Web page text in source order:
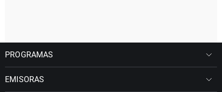
PROGRAMAS
EMISORAS